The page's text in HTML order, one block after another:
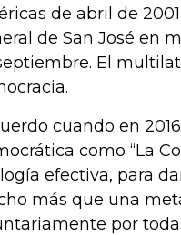
de abril de
de San José en
El
cuando en
como “La
efectiva, para
más que una
por